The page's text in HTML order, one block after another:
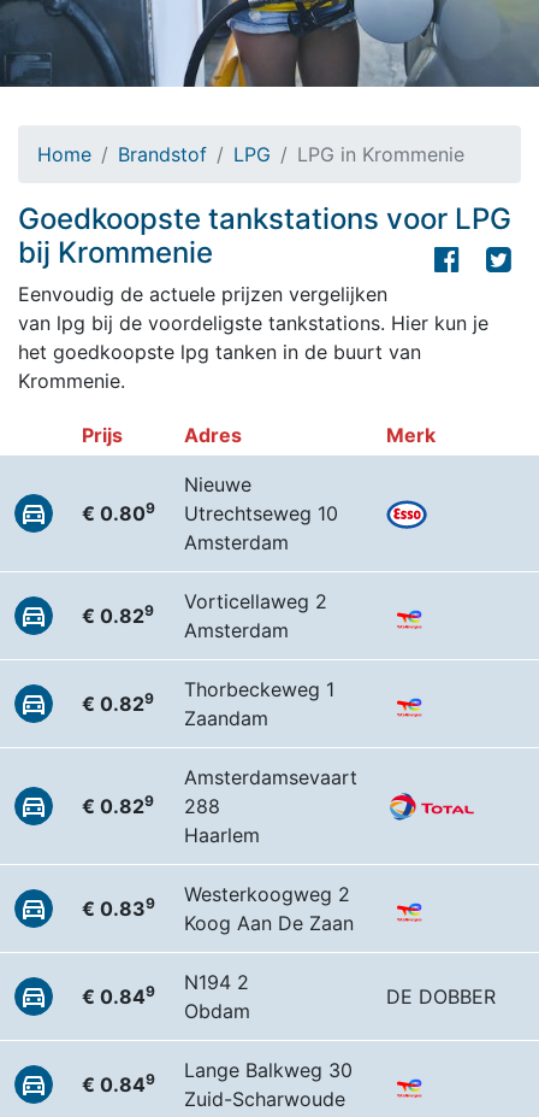
Home Brandstof LPG LPG in Krommenie
Goedkoopste tankstations voor LPG
bij Krommenie
Eenvoudig de actuele prijzen vergelijken
van lpg bij de voordeligste tankstations. Hier kun je
het goedkoopste lpg tanken in de buurt van
Krommenie.
Prijs Adres Merk
€ 0.809
Nieuwe
Utrechtseweg 10
Amsterdam
€ 0.829
Vorticellaweg 2
Amsterdam
€ 0.829
Thorbeckeweg 1
Zaandam
€ 0.829
Amsterdamsevaart
288
Haarlem
€ 0.839
Westerkoogweg 2
Koog Aan De Zaan
€ 0.849
N194 2
Obdam
DE DOBBER
€ 0.849
Lange Balkweg 30
Zuid-Scharwoude